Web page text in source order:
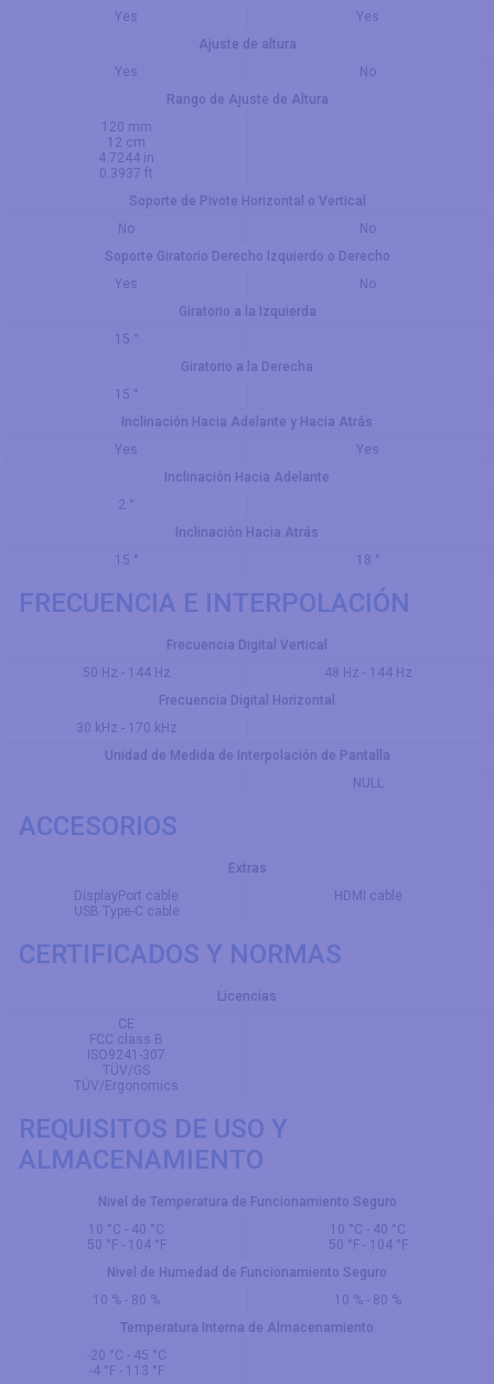
Yes
Yes
Ajuste de altura
Yes
No
Rango de Ajuste de Altura
120 mm
12 cm
4.7244 in
0.3937 ft
Soporte de Pivote Horizontal o Vertical
No
No
Soporte Giratorio Derecho Izquierdo o Derecho
Yes
No
Giratorio a la Izquierda
15 °
Giratorio a la Derecha
15 °
Inclinación Hacia Adelante y Hacia Atrás
Yes
Yes
Inclinación Hacia Adelante
2 °
Inclinación Hacia Atrás
15 °
18 °
FRECUENCIA E INTERPOLACIÓN
Frecuencia Digital Vertical
50 Hz - 144 Hz
48 Hz - 144 Hz
Frecuencia Digital Horizontal
30 kHz - 170 kHz
Unidad de Medida de Interpolación de Pantalla
NULL
ACCESORIOS
Extras
DisplayPort cable
USB Type-C cable
HDMI cable
CERTIFICADOS Y NORMAS
Licencias
CE
FCC class B
ISO9241-307
TÜV/GS
TÜV/Ergonomics
REQUISITOS DE USO Y
ALMACENAMIENTO
Nivel de Temperatura de Funcionamiento Seguro
10 °C - 40 °C
50 °F - 104 °F
10 °C - 40 °C
50 °F - 104 °F
Nivel de Humedad de Funcionamiento Seguro
10 % - 80 %
10 % - 80 %
Temperatura Interna de Almacenamiento
-20 °C - 45 °C
-4 °F - 113 °F